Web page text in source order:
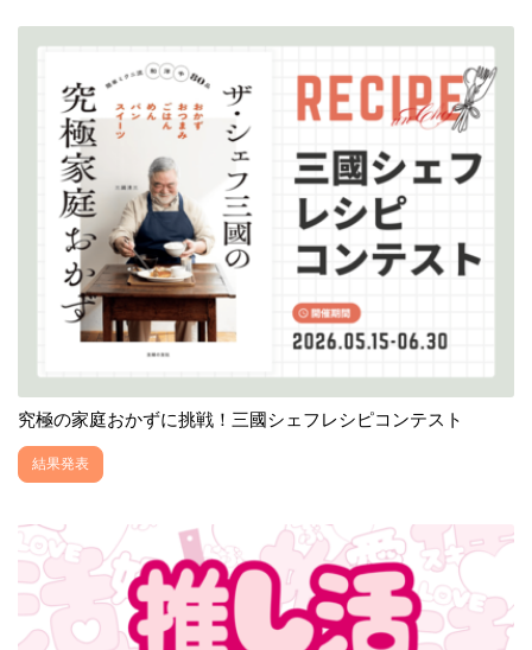
究極の家庭おかずに挑戦！三國シェフレシピコンテスト
結果発表